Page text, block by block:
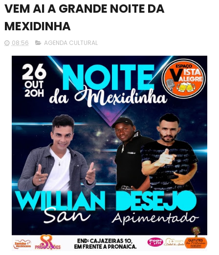
VEM AI A GRANDE NOITE DA
MEXIDINHA
08:56 AGENDA CULTURAL